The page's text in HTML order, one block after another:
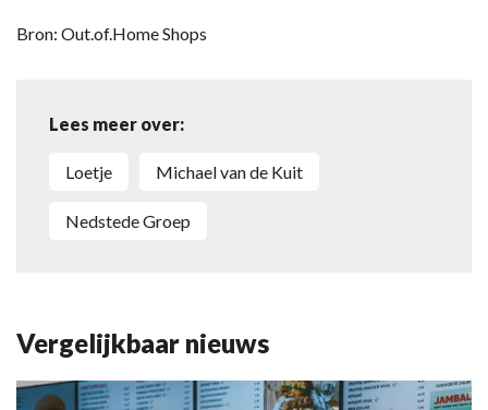
Bron: Out.of.Home Shops
Lees meer over:
Loetje Michael van de Kuit
Nedstede Groep
Vergelijkbaar nieuws